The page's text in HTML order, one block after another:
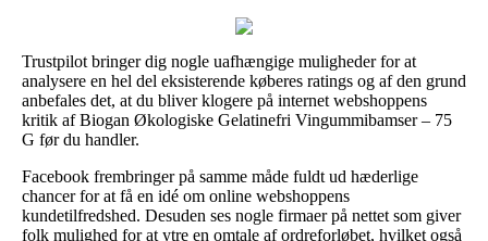
Trustpilot bringer dig nogle uafhængige muligheder for at
analysere en hel del eksisterende køberes ratings og af den grund
anbefales det, at du bliver klogere på internet webshoppens
kritik af Biogan Økologiske Gelatinefri Vingummibamser – 75
G før du handler.
Facebook frembringer på samme måde fuldt ud hæderlige
chancer for at få en idé om online webshoppens
kundetilfredshed. Desuden ses nogle firmaer på nettet som giver
folk mulighed for at ytre en omtale af ordreforløbet, hvilket også